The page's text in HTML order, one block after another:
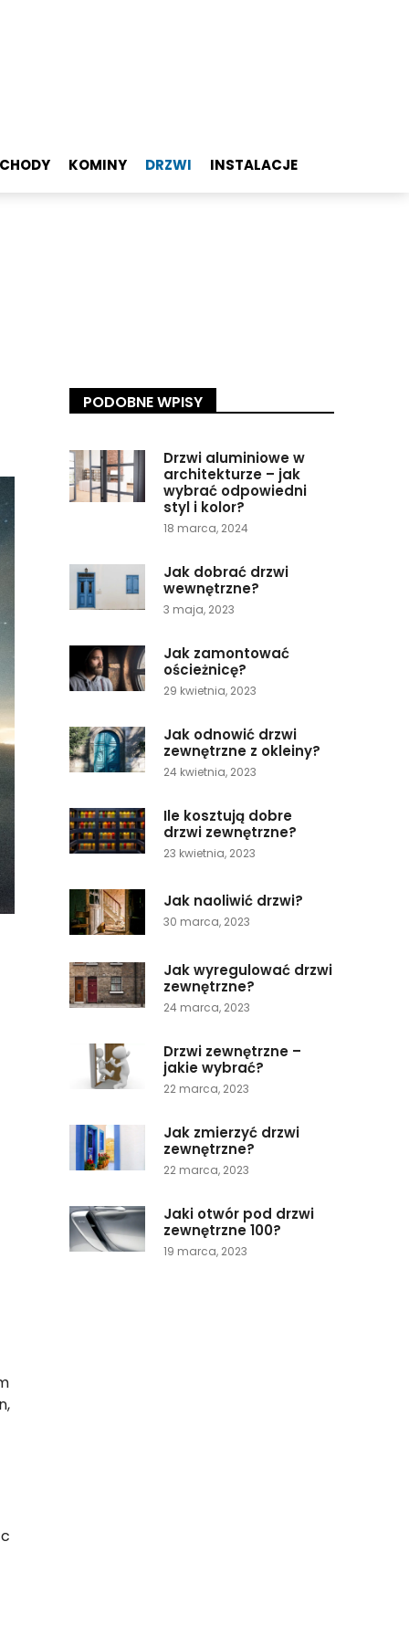
KOMINY DRZWI INSTALACJE
PODOBNE WPISY
Drzwi aluminiowe w
architekturze – jak
wybrać odpowiedni
styl i kolor?
18 marca, 2024
Jak dobrać drzwi
wewnętrzne?
3 maja, 2023
Jak zamontować
ościeżnicę?
29 kwietnia, 2023
Jak odnowić drzwi
zewnętrzne z okleiny?
24 kwietnia, 2023
Ile kosztują dobre
drzwi zewnętrzne?
23 kwietnia, 2023
Jak naoliwić drzwi?
30 marca, 2023
Jak wyregulować drzwi
zewnętrzne?
24 marca, 2023
Drzwi zewnętrzne –
jakie wybrać?
22 marca, 2023
Jak zmierzyć drzwi
zewnętrzne?
22 marca, 2023
Jaki otwór pod drzwi
zewnętrzne 100?
19 marca, 2023